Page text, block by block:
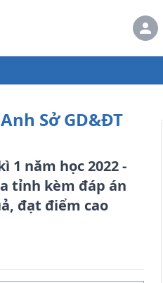
Sở GD&ĐT
1 năm học 2022 -
tỉnh kèm đáp án
đạt điểm cao